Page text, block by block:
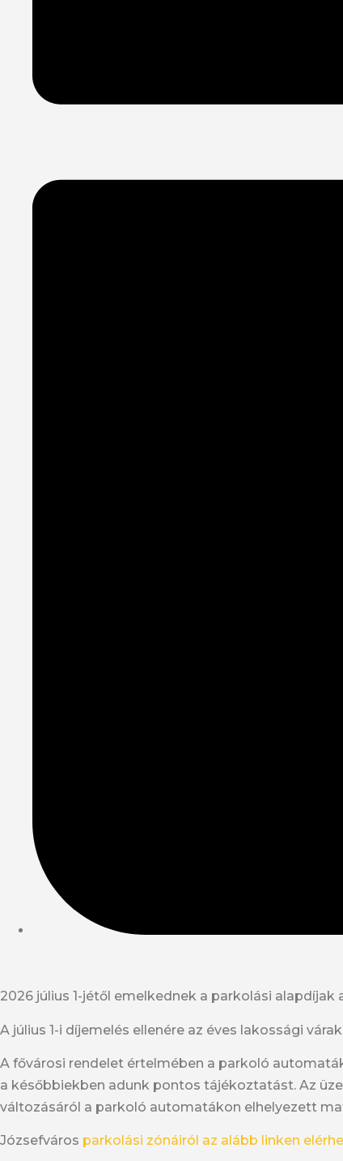
2026 július 1-jétől emelkednek a parkolási
A július 1-i díjemelés ellenére az éves lakossági
A fővárosi rendelet értelmében a parkoló
a későbbiekben adunk pontos tájékoztatást. Az
változásáról a parkoló automatákon elhelyezett
Józsefváros parkolási zónáiról az alább linken